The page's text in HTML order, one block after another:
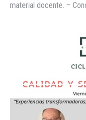
material docente. –